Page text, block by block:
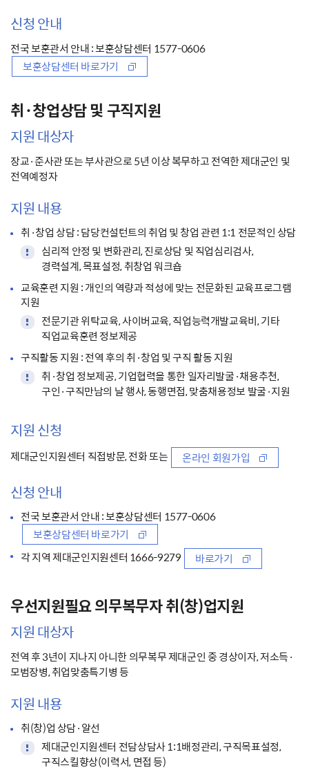
신청 안내
전국 보훈관서 안내 : 보훈상담센터 1577-0606
보훈상담센터 바로가기
취·창업상담 및 구직지원
지원 대상자
장교·준사관 또는 부사관으로 5년 이상 복무하고 전역한 제대군인 및
전역예정자
지원 내용
취·창업 상담 : 담당컨설턴트의 취업 및 창업 관련 1:1 전문적인 상담
심리적 안정 및 변화관리, 진로상담 및 직업심리검사,
경력설계, 목표설정, 취창업 워크숍
교육훈련 지원 : 개인의 역량과 적성에 맞는 전문화된 교육프로그램
지원
전문기관 위탁교육, 사이버교육, 직업능력개발교육비, 기타
직업교육훈련 정보제공
구직활동 지원 : 전역 후의 취·창업 및 구직 활동 지원
취·창업 정보제공, 기업협력을 통한 일자리발굴·채용추천,
구인·구직만남의 날 행사, 동행면접, 맞춤채용정보 발굴·지원
지원 신청
제대군인지원센터 직접방문, 전화 또는 온라인 회원가입
신청 안내
전국 보훈관서 안내 : 보훈상담센터 1577-0606
보훈상담센터 바로가기
각 지역 제대군인지원센터 1666-9279
바로가기
우선지원필요 의무복무자 취(창)업지원
지원 대상자
전역 후 3년이 지나지 아니한 의무복무 제대군인 중 경상이자, 저소득·
모범장병, 취업맞춤특기병 등
지원 내용
취(창)업 상담·알선
제대군인지원센터 전담상담사 1:1배정관리, 구직목표설정,
구직스킬향상(이력서, 면접 등)